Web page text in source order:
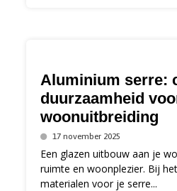
Aluminium serre:
duurzaamheid
woonuitbreiding
17 november 2025
Een glazen uitbouw aan je
ruimte en woonplezier. Bij
materialen voor je serre...